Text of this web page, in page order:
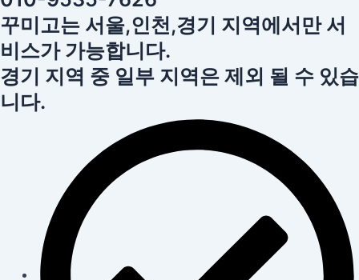
꾸미고는 서울,인천,경기 지역에서만 서
비스가 가능합니다.
경기 지역 중 일부 지역은 제외 될 수 있습
니다.